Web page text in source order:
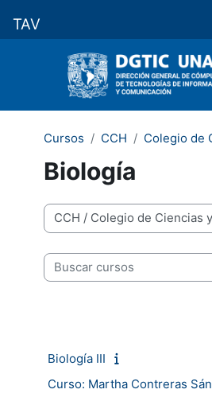
TAV
Cursos CCH Colegio de
Biología
Categorías
Buscar cursos
Biología III
Curso: Martha Contreras